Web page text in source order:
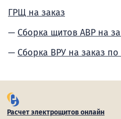
ГРЩ на заказ
Сборка щитов АВР на
Сборка ВРУ на заказ
Расчет электрощитов онлайн